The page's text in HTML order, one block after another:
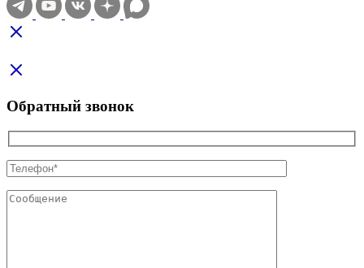
Обратный звонок